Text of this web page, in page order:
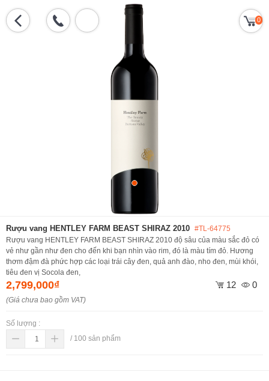
0
Rượu vang HENTLEY FARM BEAST SHIRAZ 2010 #TL-64775
Rượu vang HENTLEY FARM BEAST SHIRAZ 2010 độ sâu của màu sắc đỏ có
vẻ như gần như đen cho đến khi bạn nhìn vào rim, đó là màu tím đỏ. Hương
thơm đậm đà phức hợp các loại trái cây đen, quả anh đào, nho đen, mùi khói,
tiêu đen vị Socola đen,
2,799,000₫ 12 0
(Giá chưa bao gồm VAT)
Số lượng :
/ 100 sản phẩm